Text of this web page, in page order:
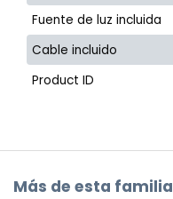
Fuente de luz incluida
Cable incluido
Product ID
Más de esta familia